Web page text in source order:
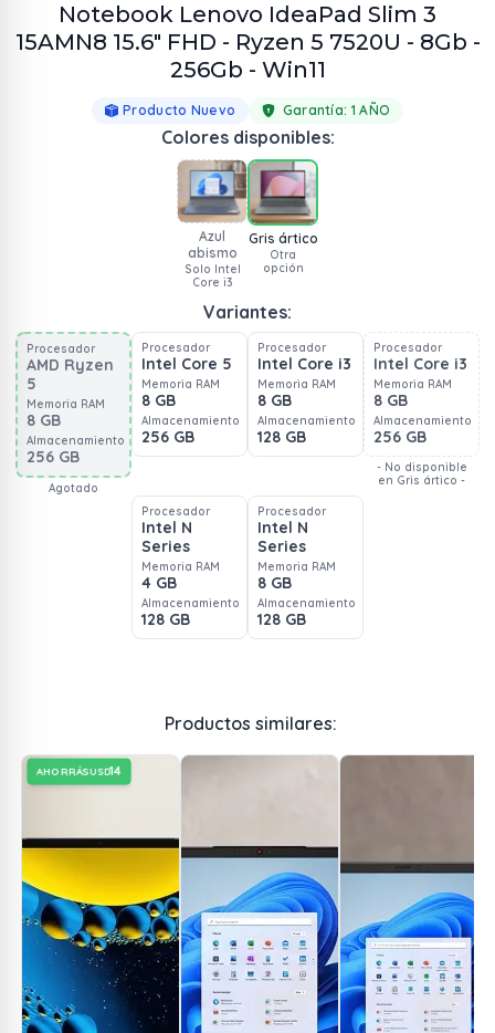
Notebook Lenovo IdeaPad Slim 3
15AMN8 15.6" FHD - Ryzen 5 7520U - 8Gb -
256Gb - Win11
Producto Nuevo Garantía: 1 AÑO
Colores disponibles:
Azul
abismo
Solo Intel
Core i3
Gris ártico
Otra
opción
Variantes:
Procesador
AMD Ryzen
5
Memoria RAM
8 GB
Almacenamiento
256 GB
Agotado
Procesador
Intel Core 5
Memoria RAM
8 GB
Almacenamiento
256 GB
Procesador
Intel Core i3
Memoria RAM
8 GB
Almacenamiento
128 GB
Procesador
Intel Core i3
Memoria RAM
8 GB
Almacenamiento
256 GB
- No disponible
en Gris ártico -
Procesador
Intel N
Series
Memoria RAM
4 GB
Almacenamiento
128 GB
Procesador
Intel N
Series
Memoria RAM
8 GB
Almacenamiento
128 GB
Productos similares:
AHORRÁSUSD14